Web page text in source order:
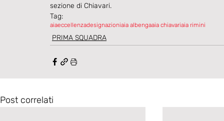
sezione di Chiavari.
Tag:
aiaeccellenzadesignazioniaia albengaaia chiavariaia rimini
PRIMA SQUADRA
Post correlati